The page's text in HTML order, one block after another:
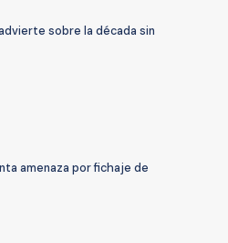
sobre la década sin
amenaza por fichaje de